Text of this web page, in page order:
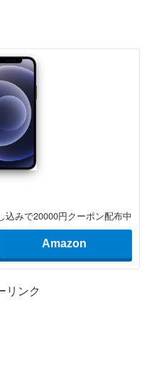
みで20000円クーポン配布中
Amazon
リンク